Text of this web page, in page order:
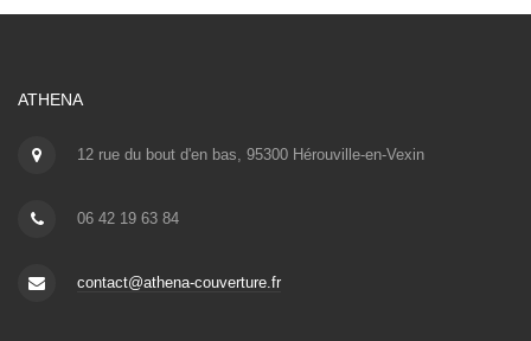
ATHENA
12 rue du bout d'en bas, 95300 Hérouville-en-Vexin
06 42 19 63 84
contact@athena-couverture.fr